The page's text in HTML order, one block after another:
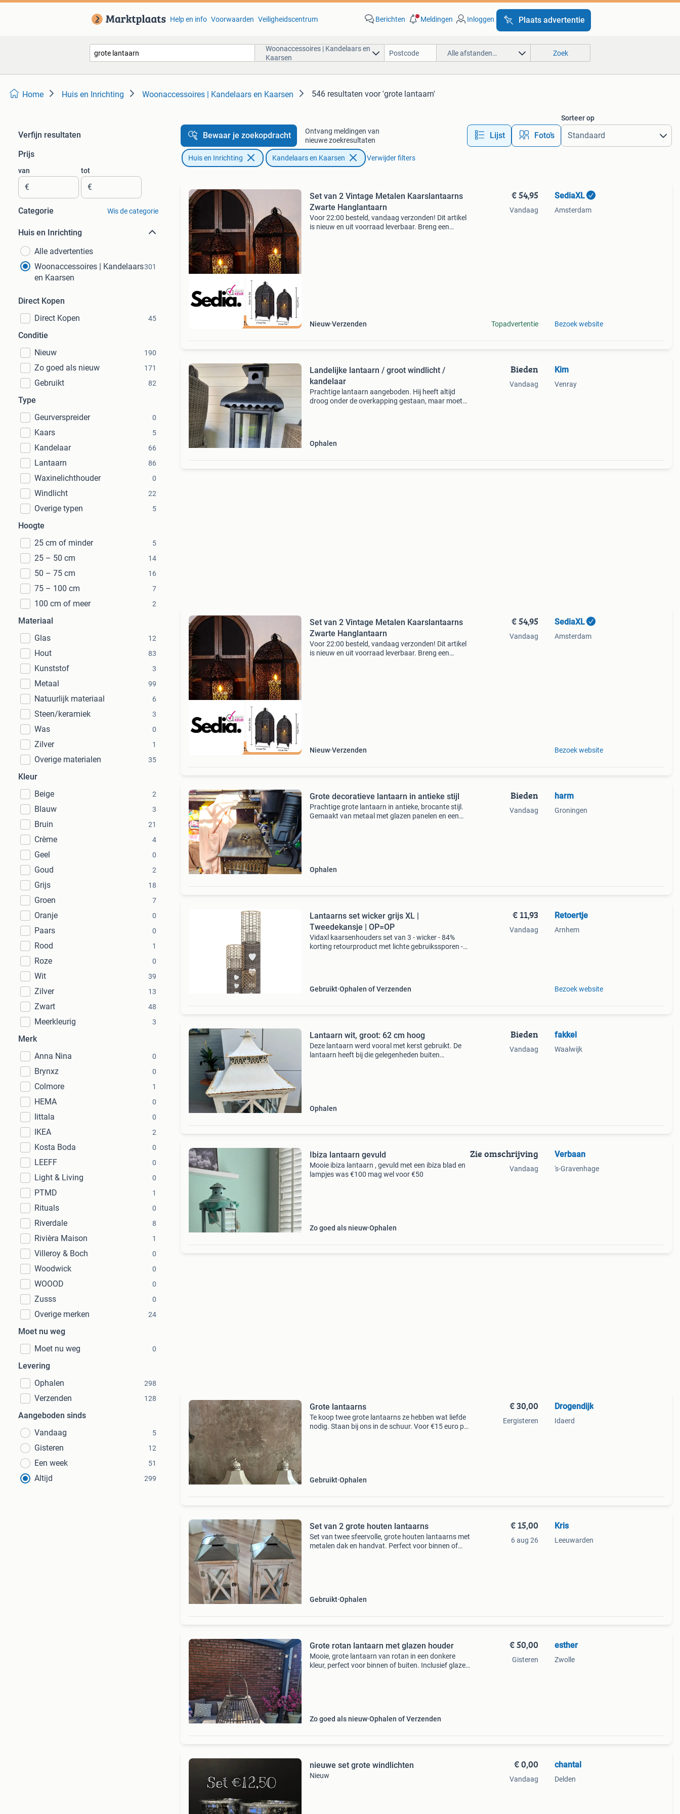
Help en info Voorwaarden Veiligheidscentrum Berichten Meldingen Inloggen Plaats advertentie
Woonaccessoires | Kandelaars en
Kaarsen
Alle afstanden… Zoek
Home Huis en Inrichting Woonaccessoires | Kandelaars en Kaarsen 546 resultaten voor 'grote lantaarn'
Verfijn resultaten
Prijs
van
€
tot
€
Categorie Wis de categorie
Huis en Inrichting
Alle advertenties
Woonaccessoires | Kandelaars
en Kaarsen
301
Direct Kopen
Direct Kopen
45
Conditie
Nieuw
190
Zo goed als nieuw 171
Gebruikt 82
Type
Geurverspreider
0
Kaars 5
Kandelaar 66
Lantaarn 86
Waxinelichthouder 0
Windlicht 22
Overige typen 5
Hoogte
25 cm of minder
5
25 – 50 cm 14
50 – 75 cm 16
75 – 100 cm 7
100 cm of meer 2
Materiaal
Glas
12
Hout 83
Kunststof 3
Metaal 99
Natuurlijk materiaal 6
Steen/keramiek 3
Was 0
Zilver 1
Overige materialen 35
Kleur
Beige
2
Blauw 3
Bruin 21
Crème 4
Geel 0
Goud 2
Grijs 18
Groen 7
Oranje 0
Paars 0
Rood 1
Roze 0
Wit 39
Zilver 13
Zwart 48
Meerkleurig 3
Merk
Anna Nina
0
Brynxz 0
Colmore 1
HEMA 0
Iittala 0
IKEA 2
Kosta Boda 0
LEEFF 0
Light & Living 0
PTMD 1
Rituals 0
Riverdale 8
Rivièra Maison 1
Villeroy & Boch 0
Woodwick 0
WOOOD 0
Zusss 0
Overige merken 24
Moet nu weg
Moet nu weg
0
Levering
Ophalen
298
Verzenden 128
Aangeboden sinds
Vandaag
5
Gisteren 12
Een week 51
Altijd 299
Bewaar je zoekopdracht
Ontvang meldingen van
nieuwe zoekresultaten
Lijst Foto’s
Sorteer op
Huis en Inrichting Kandelaars en Kaarsen Verwijder filters
Beoordeeld met 9+
Set van 2 Vintage Metalen Kaarslantaarns
Zwarte Hanglantaarn
Voor 22:00 besteld, vandaag verzonden! Dit artikel
is nieuw en uit voorraad leverbaar. Breng een
Nieuw Verzenden
€ 54,95
Vandaag
Topadvertentie
SediaXL
Amsterdam
Bezoek website
Landelijke lantaarn / groot windlicht /
kandelaar
Prachtige lantaarn aangeboden. Hij heeft altijd
droog onder de overkapping gestaan, maar moet
Ophalen
Bieden
Vandaag
Kim
Venray
Beoordeeld met 9+
Set van 2 Vintage Metalen Kaarslantaarns
Zwarte Hanglantaarn
Voor 22:00 besteld, vandaag verzonden! Dit artikel
is nieuw en uit voorraad leverbaar. Breng een
Nieuw Verzenden
€ 54,95
Vandaag
SediaXL
Amsterdam
Bezoek website
Grote decoratieve lantaarn in antieke stijl
Prachtige grote lantaarn in antieke, brocante stijl.
Gemaakt van metaal met glazen panelen en een
Ophalen
Bieden
Vandaag
harm
Groningen
Lantaarns set wicker grijs XL |
Tweedekansje | OP=OP
Vidaxl kaarsenhouders set van 3 - wicker - 84%
korting retourproduct met lichte gebruikssporen -
Gebruikt Ophalen of Verzenden
€ 11,93
Vandaag
Retoertje
Arnhem
Bezoek website
Lantaarn wit, groot: 62 cm hoog
Deze lantaarn werd vooral met kerst gebruikt. De
lantaarn heeft bij die gelegenheden buiten
Ophalen
Bieden
Vandaag
fakkel
Waalwijk
Ibiza lantaarn gevuld
Mooie ibiza lantaarn , gevuld met een ibiza blad en
lampjes was €100 mag wel voor €50
Zo goed als nieuw Ophalen
Zie omschrijving
Vandaag
Verbaan
's-Gravenhage
Grote lantaarns
Te koop twee grote lantaarns ze hebben wat liefde
nodig. Staan bij ons in de schuur. Voor €15 euro per
Gebruikt Ophalen
€ 30,00
Eergisteren
Drogendijk
Idaerd
Set van 2 grote houten lantaarns
Set van twee sfeervolle, grote houten lantaarns met
metalen dak en handvat. Perfect voor binnen of
Gebruikt Ophalen
€ 15,00
6 aug 26
Kris
Leeuwarden
Grote rotan lantaarn met glazen houder
Mooie, grote lantaarn van rotan in een donkere
kleur, perfect voor binnen of buiten. Inclusief glazen
Zo goed als nieuw Ophalen of Verzenden
€ 50,00
Gisteren
esther
Zwolle
nieuwe set grote windlichten
Nieuw
€ 0,00
Vandaag
chantal
Delden